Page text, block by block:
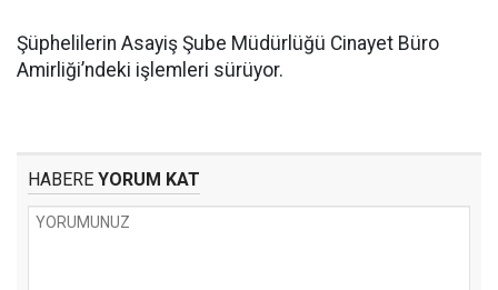
Şüphelilerin Asayiş Şube Müdürlüğü Cinayet Büro
Amirliği’ndeki işlemleri sürüyor.
HABERE YORUM KAT